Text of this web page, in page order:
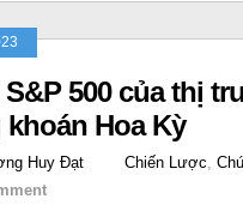
500 của thị
Hoa Kỳ
Huy Đạt Chiến Lược